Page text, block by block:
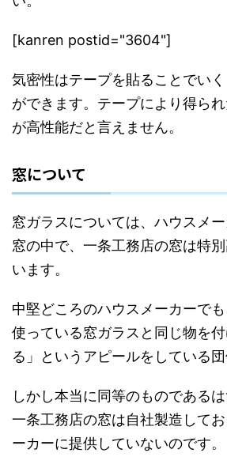
[kanren postid="3604"]
気密性はテープを貼ることでい
ができます。テープにより得ら
が高性能だと言えません。
窓について
窓ガラスについては、ハウスメ
窓の中で、一条工務店の窓は特
います。
中堅どころのハウスメーカーで
使っている窓ガラスと同じ物を
る」というアピールをしている団
しかし本当に同等のものであるは
一条工務店の窓は自社製造して
ーカーに提供していないのです。